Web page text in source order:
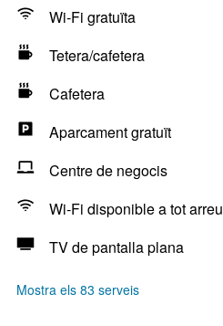
Wi-Fi gratuïta
Tetera/cafetera
Cafetera
Aparcament gratuït
Centre de negocis
Wi-Fi disponible a tot arreu
TV de pantalla plana
Mostra els 83 serveis